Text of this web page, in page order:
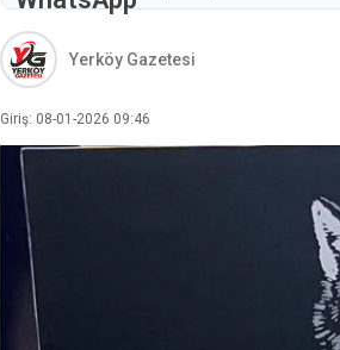
Yerköy Gazetesi
Giriş: 08-01-2026 09:46